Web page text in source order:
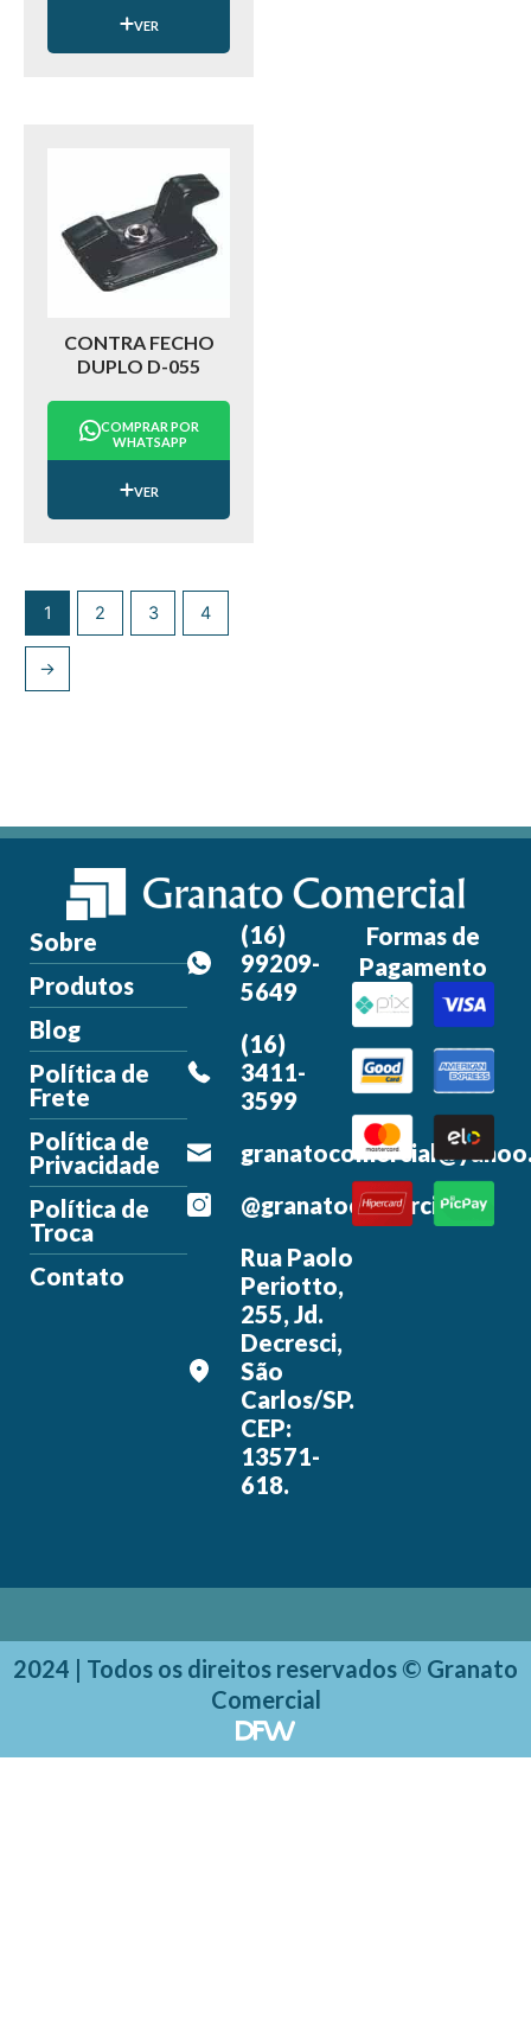
VER
CONTRA FECHO
DUPLO D-055
COMPRAR POR
WHATSAPP
VER
1 2 3 4
→
Sobre
Produtos
Blog
Política de
Frete
Política de
Privacidade
Política de
Troca
Contato
(16)
99209-
5649
(16)
3411-
3599
@granatocomercial
Rua Paolo
Periotto,
255, Jd.
Decresci,
São
Carlos/SP.
CEP:
13571-
618.
Formas de
Pagamento
2024 | Todos os direitos reservados © Granato
Comercial